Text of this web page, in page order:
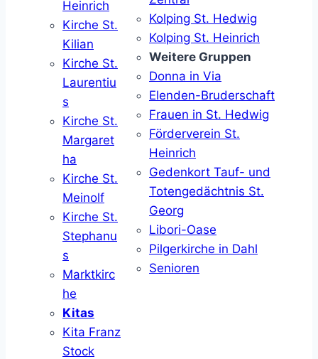
Heinrich
Kirche St.
Kilian
Kirche St.
Laurentiu
s
Kirche St.
Margaret
ha
Kirche St.
Meinolf
Kirche St.
Stephanu
s
Marktkirc
he
Kitas
Kita Franz
Stock
Kolping St. Hedwig
Kolping St. Heinrich
Weitere Gruppen
Donna in Via
Elenden-Bruderschaft
Frauen in St. Hedwig
Förderverein St.
Heinrich
Gedenkort Tauf- und
Totengedächtnis St.
Georg
Libori-Oase
Pilgerkirche in Dahl
Senioren